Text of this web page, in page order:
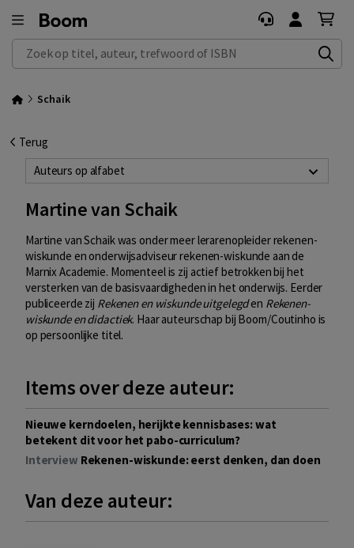
Zoek op titel, auteur, trefwoord of ISBN
Schaik
Terug
Auteurs op alfabet
Martine van Schaik
Martine van Schaik was onder meer lerarenopleider rekenen-
wiskunde en onderwijsadviseur rekenen-wiskunde aan de
Marnix Academie. Momenteel is zij actief betrokken bij het
versterken van de basisvaardigheden in het onderwijs. Eerder
publiceerde zij Rekenen en wiskunde uitgelegden Rekenen-
wiskunde en didactiek. Haar auteurschap bij Boom/Coutinho is
op persoonlijke titel.
Items over deze auteur:
Nieuwe kerndoelen, herijkte kennisbases: wat
betekent dit voor het pabo-curriculum?
Interview Rekenen-wiskunde: eerst denken, dan doen
Van deze auteur: